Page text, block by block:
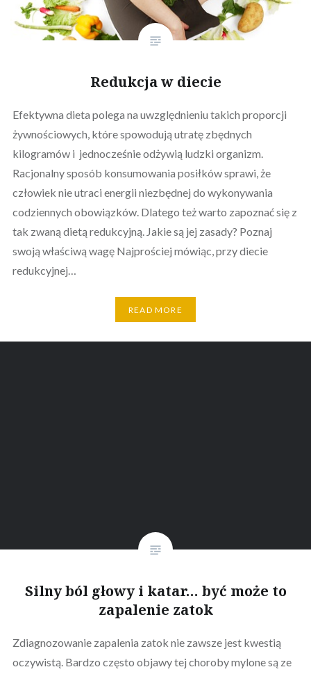
Redukcja w diecie
Efektywna dieta polega na uwzględnieniu takich proporcji
żywnościowych, które spowodują utratę zbędnych
kilogramów i jednocześnie odżywią ludzki organizm.
Racjonalny sposób konsumowania posiłków sprawi, że
człowiek nie utraci energii niezbędnej do wykonywania
codziennych obowiązków. Dlatego też warto zapoznać się z
tak zwaną dietą redukcyjną. Jakie są jej zasady? Poznaj
swoją właściwą wagę Najprościej mówiąc, przy diecie
redukcyjnej…
READ MORE
Silny ból głowy i katar… być może to
zapalenie zatok
Zdiagnozowanie zapalenia zatok nie zawsze jest kwestią
oczywistą. Bardzo często objawy tej choroby mylone są ze